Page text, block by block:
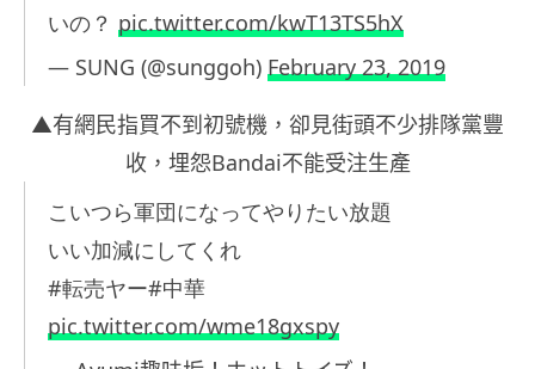
いの？ pic.twitter.com/kwT13TS5hX
— SUNG (@sunggoh) February 23, 2019
▲有網民指買不到初號機，卻見街頭不少排隊黨豐
收，埋怨Bandai不能受注生產
こいつら軍団になってやりたい放題
いい加減にしてくれ
#転売ヤー#中華
pic.twitter.com/wme18gxspy